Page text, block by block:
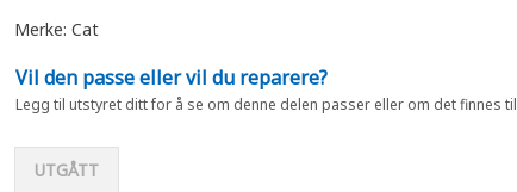
Merke: Cat
Vil den passe eller vil du reparere?
Legg til utstyret ditt for å se om denne delen passer eller om det finnes
UTGÅTT